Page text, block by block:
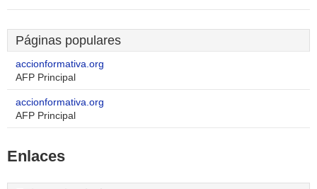
Páginas populares
accionformativa.org
AFP Principal
accionformativa.org
AFP Principal
Enlaces